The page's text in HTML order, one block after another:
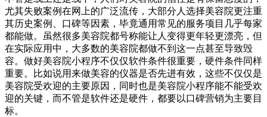
尤其失败案例在网上的广泛流传，大部分人选择美容院更注重
其历史案例、口碑等因素，毕竟通用常见的服务项目几乎每家
都能做。虽然很多美容院都号称能让人变得更年轻更漂亮，但
在实际应用中，大多数的美容院都做不到这一点甚至导致毁
容。做好美容院小程序不仅仅软件条件很重要，硬件条件同样
重要。比如说用来做美容的仪器是否先进有效，这些不仅仅是
美容院受欢迎的主要原因，同时也是美容院小程序能不能受欢
迎的关键，而不管是软件还是硬件，都要以口碑营销为主要目
标。